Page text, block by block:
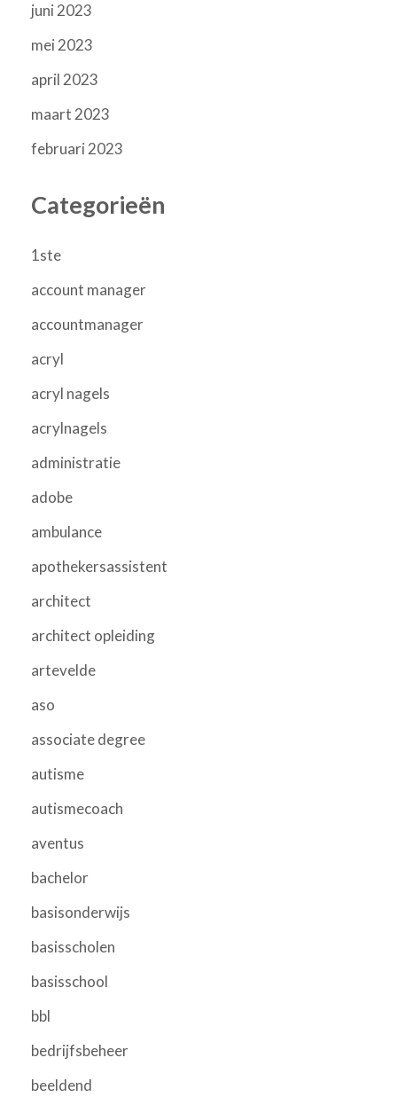
juni 2023
mei 2023
april 2023
maart 2023
februari 2023
Categorieën
1ste
account manager
accountmanager
acryl
acryl nagels
acrylnagels
administratie
adobe
ambulance
apothekersassistent
architect
architect opleiding
artevelde
aso
associate degree
autisme
autismecoach
aventus
bachelor
basisonderwijs
basisscholen
basisschool
bbl
bedrijfsbeheer
beeldend